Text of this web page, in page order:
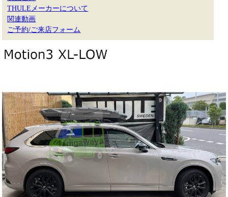
THULEメーカーについて
関連動画
ご予約/ご来店フォーム